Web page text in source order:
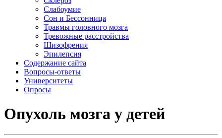
Слабоумие
Сон и Бессонница
Травмы головного мозга
Тревожные расстройства
Шизофрения
Эпилепсия
Содержание сайта
Вопросы-ответы
Университеты
Опросы
Опухоль мозга у детей